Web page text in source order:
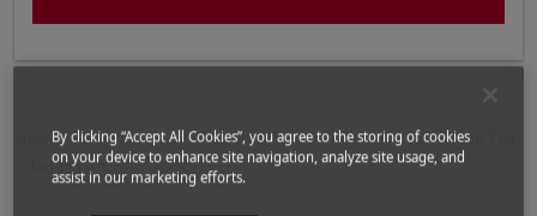
Home Flüge Flüge nach Saudi-Arabien
Flüge Fes
- Jeddah
By clicking “Accept All Cookies”, you agree to the storing of cookies
on your device to enhance site navigation, analyze site usage, and
assist in our marketing efforts.